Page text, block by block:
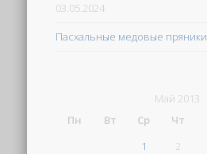
03.05.2024
Пасхальные медовые пряники
Май 2013
Пн
Вт Ср Чт
1
2